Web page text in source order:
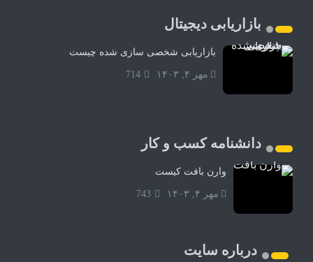
بازاریابی دیجیتال
بازاریابی شخصی سازی شده چیست
مهر ۴, ۱۴۰۳ 714
دانشنامه کسب و کار
وارن بافت کیست
مهر ۴, ۱۴۰۳ 743
درباره سایت